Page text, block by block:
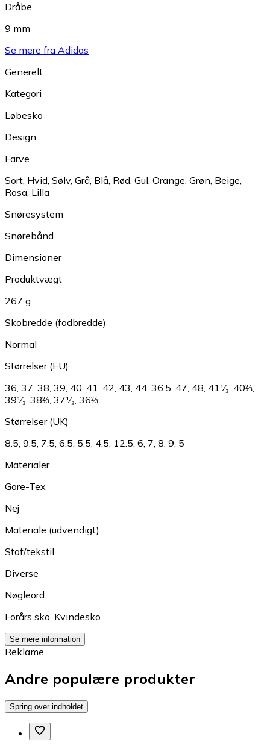
Dråbe
9 mm
Se mere fra Adidas
Generelt
Kategori
Løbesko
Design
Farve
Sort, Hvid, Sølv, Grå, Blå, Rød, Gul, Orange, Grøn, Beige,
Rosa, Lilla
Snøresystem
Snørebånd
Dimensioner
Produktvægt
267 g
Skobredde (fodbredde)
Normal
Størrelser (EU)
36, 37, 38, 39, 40, 41, 42, 43, 44, 36.5, 47, 48, 41¹⁄₃, 40⅔,
39¹⁄₃, 38⅔, 37¹⁄₃, 36⅔
Størrelser (UK)
8.5, 9.5, 7.5, 6.5, 5.5, 4.5, 12.5, 6, 7, 8, 9, 5
Materialer
Gore-Tex
Nej
Materiale (udvendigt)
Stof/tekstil
Diverse
Nøgleord
Forårs sko, Kvindesko
Se mere information
Reklame
Andre populære produkter
Spring over indholdet